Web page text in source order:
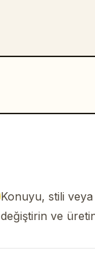
Konuyu, stili veya
değiştirin ve